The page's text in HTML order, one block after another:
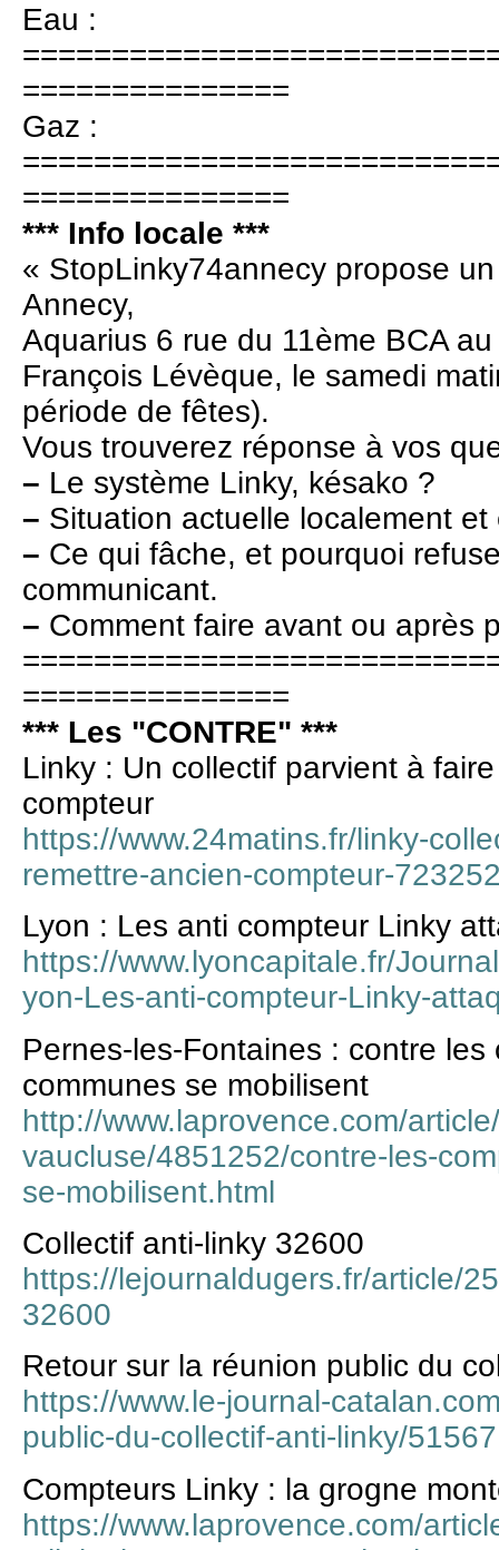
Eau :
===============
Gaz :
===============
*** Info locale ***
« StopLinky74annecy propose un
Annecy,
Aquarius 6 rue du 11ème BCA
François Lévèque, le samedi
période de fêtes).
Vous trouverez réponse à vos
– Le système Linky, késako ?
– Situation actuelle localement et
– Ce qui fâche, et pourquoi
communicant.
– Comment faire avant ou après
===============
*** Les "CONTRE" ***
Linky : Un collectif parvient à
compteur
https://www.24matins.fr/linky-
remettre-ancien-compteur-
Lyon : Les anti compteur Linky
https://www.lyoncapitale.fr/
yon-Les-anti-compteur-Linky-
Pernes-les-Fontaines : contre les
communes se mobilisent
http://www.laprovence.com/
vaucluse/4851252/contre-les-
se-mobilisent.html
Collectif anti-linky 32600
https://lejournaldugers.fr/article/
32600
Retour sur la réunion public du
https://www.le-journal-
public-du-collectif-anti-linky/51567
Compteurs Linky : la grogne
https://www.laprovence.com/